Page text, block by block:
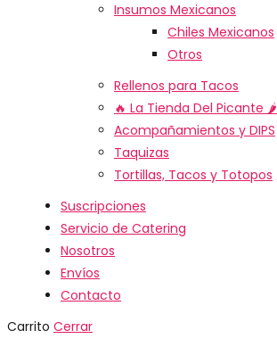
Insumos Mexicanos
Chiles Mexicanos
Otros
Rellenos para Tacos
🔥 La Tienda Del Picante 🌶️
Acompañamientos y DIPS
Taquizas
Tortillas, Tacos y Totopos
Suscripciones
Servicio de Catering
Nosotros
Envíos
Contacto
Carrito Cerrar